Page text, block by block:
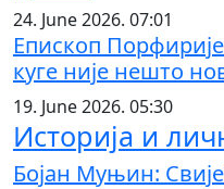
24. June 2026. 07:01
Епископ
куге није нешто
19. June 2026. 05:30
Историја и
Бојан Муњин: